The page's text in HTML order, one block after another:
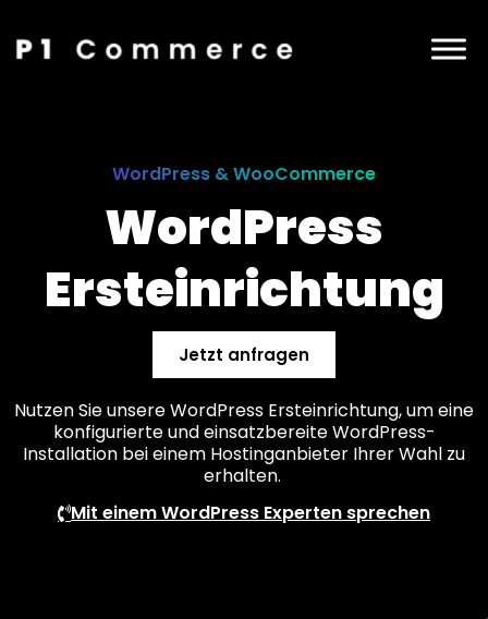
WordPress & WooCommerce
WordPress
Ersteinrichtung
Jetzt anfragen
Nutzen Sie unsere WordPress Ersteinrichtung, um eine
konfigurierte und einsatzbereite WordPress-
Installation bei einem Hostinganbieter Ihrer Wahl zu
erhalten.
Mit einem WordPress Experten sprechen